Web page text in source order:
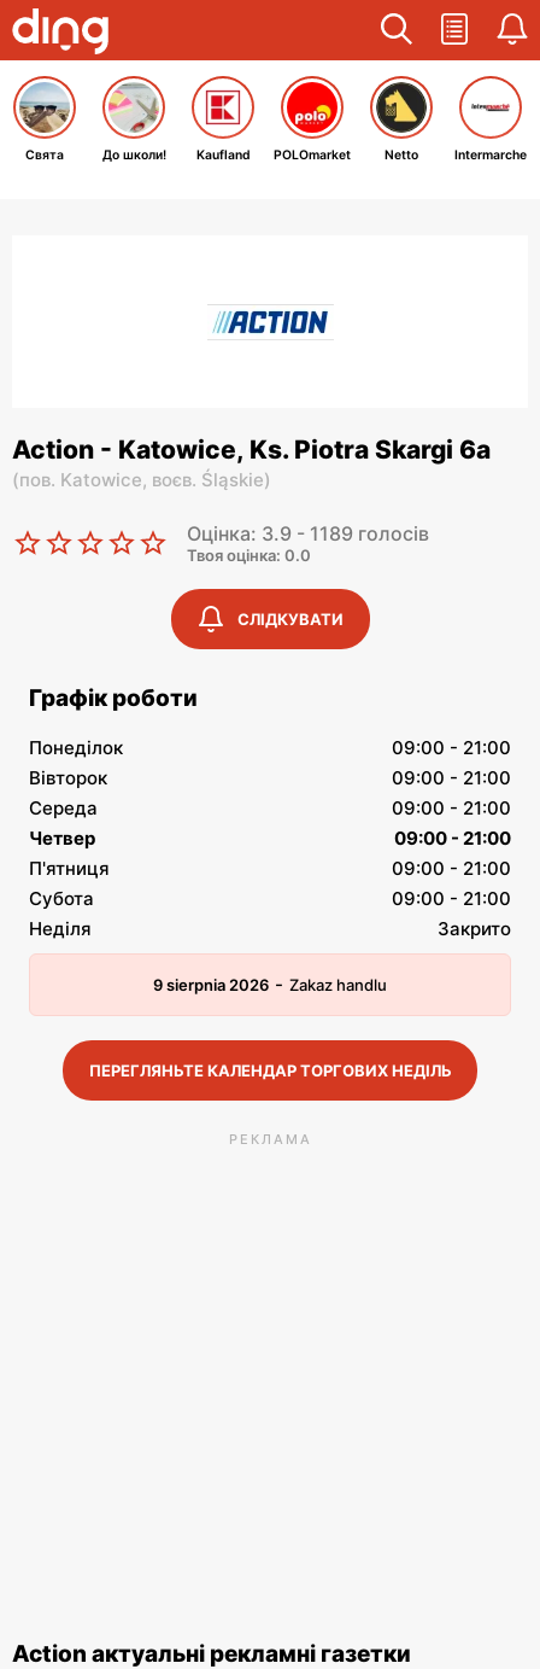
Свята До школи! Kaufland POLOmarket Netto Intermarche
Action - Katowice, Ks. Piotra Skargi 6a
(пов. Katowice, воєв. Śląskie)
Оцінка: 3.9 - 1189 голосів
Твоя оцінка: 0.0
СЛІДКУВАТИ
Графік роботи
Понеділок
09:00 - 21:00
Вівторок
09:00 - 21:00
Середа
09:00 - 21:00
Четвер
09:00 - 21:00
П'ятниця
09:00 - 21:00
Субота
09:00 - 21:00
Неділя
Закрито
9 sierpnia 2026 - Zakaz handlu
ПЕРЕГЛЯНЬТЕ КАЛЕНДАР ТОРГОВИХ НЕДІЛЬ
РЕКЛАМА
Action актуальні рекламні газетки